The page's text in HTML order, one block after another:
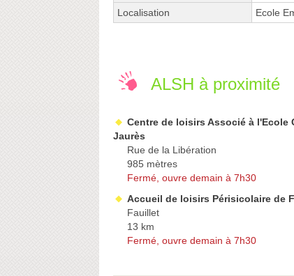
Localisation Ecole
ALSH à proximité
Centre de loisirs Associé à l'Ecole
Jaurès
Rue de la Libération
985 mètres
Fermé, ouvre demain à 7h30
Accueil de loisirs Périsicolaire de
Fauillet
13 km
Fermé, ouvre demain à 7h30